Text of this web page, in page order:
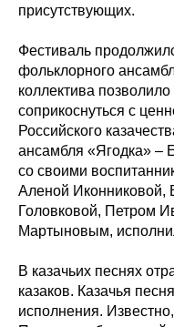
присутствующих.
Фестиваль
фольклорного
коллектива
соприкоснуться с
Российского
ансамбля «Ягодка» –
со своими
Аленой Иконниковой,
Головковой, Петром
Мартыновым,
В казачьих песнях
казаков. Казачья
исполнения.